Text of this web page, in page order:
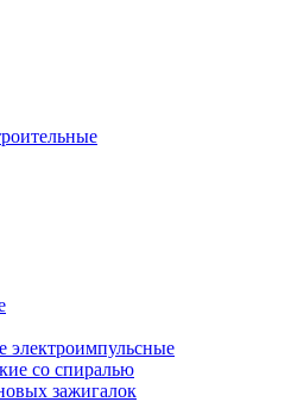
электроимпульсные
со спиралью
зажигалок